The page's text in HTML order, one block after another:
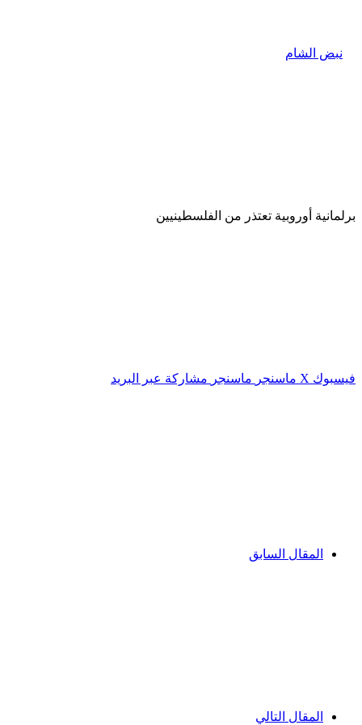
برلمانية أوروبية تعتذر من الفلسطينيين
فيسبوك ‫X ماسنجر ماسنجر مشاركة عبر البريد
المقال السابق
المقال التالي